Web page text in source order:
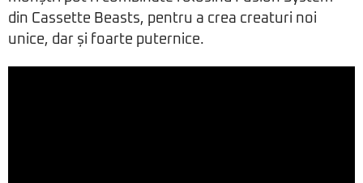
din Cassette Beasts, pentru a crea creaturi noi
unice, dar și foarte puternice.